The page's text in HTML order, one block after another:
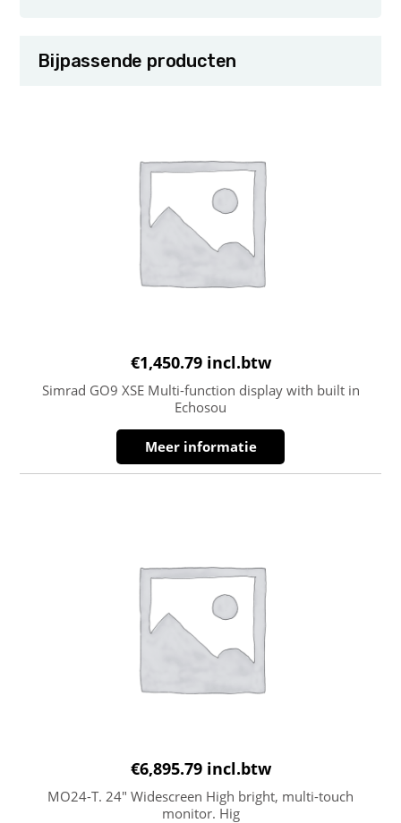
Bijpassende producten
€1,450.79 incl.btw
Simrad GO9 XSE Multi-function display with built in
Echosou
Meer informatie
€6,895.79 incl.btw
MO24-T. 24″ Widescreen High bright, multi-touch
monitor. Hig